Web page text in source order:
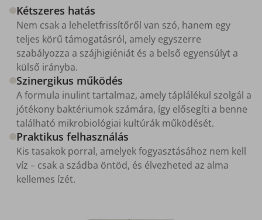
Kétszeres hatás
Nem csak a leheletfrissítőről van szó, hanem egy
teljes körű támogatásról, amely egyszerre
szabályozza a szájhigiéniát és a belső egyensúlyt a
külső irányba.
Szinergikus működés
A formula inulint tartalmaz, amely táplálékul szolgál a
jótékony baktériumok számára, így elősegíti a benne
található mikrobiológiai kultúrák működését.
Praktikus felhasználás
Kis tasakok porral, amelyek fogyasztásához nem kell
víz – csak a szádba öntöd, és élvezheted az alma
kellemes ízét.